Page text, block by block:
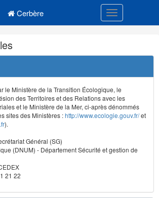
Cerbère Toggle
le Ministère de la Transition Écologique, le
des Territoires et des Relations avec les
et le Ministère de la Mer, ci-après dénommés
sites des Ministères :http://www.ecologie.gouv.fr/et
).
Général (SG)
(DNUM) - Département Sécurité et gestion de
21 22